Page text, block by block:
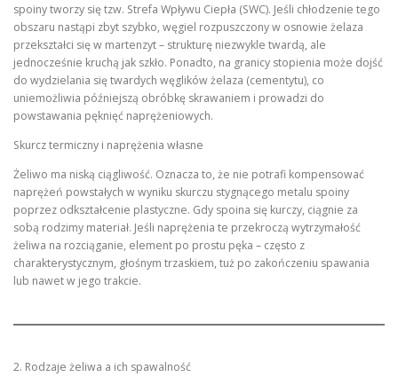
spoiny tworzy się tzw. Strefa Wpływu Ciepła (SWC). Jeśli chłodzenie tego
obszaru nastąpi zbyt szybko, węgiel rozpuszczony w osnowie żelaza
przekształci się w martenzyt – strukturę niezwykle twardą, ale
jednocześnie kruchą jak szkło. Ponadto, na granicy stopienia może dojść
do wydzielania się twardych węglików żelaza (cementytu), co
uniemożliwia późniejszą obróbkę skrawaniem i prowadzi do
powstawania pęknięć naprężeniowych.
Skurcz termiczny i naprężenia własne
Żeliwo ma niską ciągliwość. Oznacza to, że nie potrafi kompensować
naprężeń powstałych w wyniku skurczu stygnącego metalu spoiny
poprzez odkształcenie plastyczne. Gdy spoina się kurczy, ciągnie za
sobą rodzimy materiał. Jeśli naprężenia te przekroczą wytrzymałość
żeliwa na rozciąganie, element po prostu pęka – często z
charakterystycznym, głośnym trzaskiem, tuż po zakończeniu spawania
lub nawet w jego trakcie.
2. Rodzaje żeliwa a ich spawalność